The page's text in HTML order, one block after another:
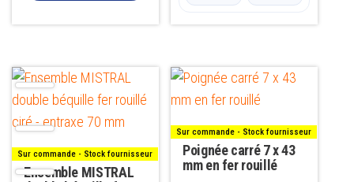
Sur commande - Stock fournisseur
Ensemble MISTRAL
Ce
produit
a
variations.
Sur commande - Stock fournisseur
Poignée carré 7 x 43
mm en fer rouillé